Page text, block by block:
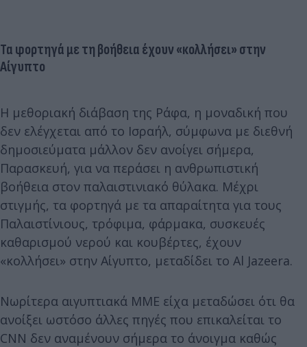
Τα φορτηγά με τη βοήθεια έχουν «κολλήσει» στην
Αίγυπτο
Η μεθοριακή διάβαση της Ράφα, η μοναδική που
δεν ελέγχεται από το Ισραήλ, σύμφωνα με διεθνή
δημοσιεύματα μάλλον δεν ανοίγει σήμερα,
Παρασκευή, για να περάσει η ανθρωπιστική
βοήθεια στον παλαιστινιακό θύλακα. Μέχρι
στιγμής, τα φορτηγά με τα απαραίτητα για τους
Παλαιστίνιους, τρόφιμα, φάρμακα, συσκευές
καθαρισμού νερού και κουβέρτες, έχουν
«κολλήσει» στην Αίγυπτο, μεταδίδει το Al Jazeera.
Νωρίτερα αιγυπτιακά ΜΜΕ είχα μεταδώσει ότι θα
ανοίξει ωστόσο άλλες πηγές που επικαλείται το
CNN δεν αναμένουν σήμερα το άνοιγμα καθώς